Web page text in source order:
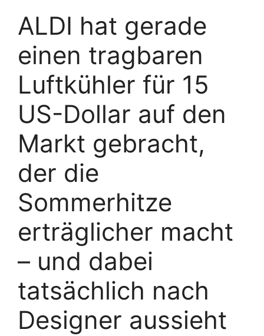
ALDI hat gerade
einen tragbaren
Luftkühler für 15
US-Dollar auf den
Markt gebracht,
der die
Sommerhitze
erträglicher macht
– und dabei
tatsächlich nach
Designer aussieht